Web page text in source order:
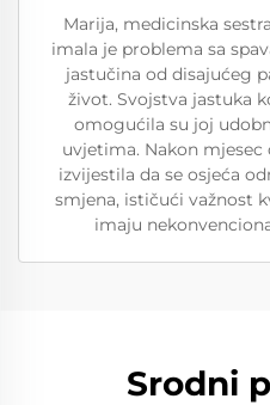
Marija, medicinska
imala je problema sa
jastučina od disajućeg
život. Svojstva jastuka
omogućila su joj
uvjetima. Nakon mjesec
izvijestila da se osjeća
smjena, ističući važnost
imaju
Srodni